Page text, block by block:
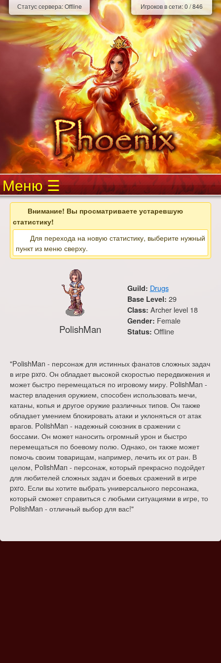
Статус сервера:Offline Игроков в сети:0 /846
Меню
Внимание! Вы просматриваете устаревшую
статистику!
Для перехода на новую статистику, выберите нужный
пункт из меню сверху.
PolishMan
Guild: Drugs
Base Level: 29
Class: Archer level 18
Gender: Female
Status: Offline
"PolishMan - персонаж для истинных фанатов сложных задач
в игре pxro. Он обладает высокой скоростью передвижения и
может быстро перемещаться по игровому миру. PolishMan -
мастер владения оружием, способен использовать мечи,
катаны, копья и другое оружие различных типов. Он также
обладает умением блокировать атаки и уклоняться от атак
врагов. PolishMan - надежный союзник в сражении с
боссами. Он может наносить огромный урон и быстро
перемещаться по боевому полю. Однако, он также может
помочь своим товарищам, например, лечить их от ран. В
целом, PolishMan - персонаж, который прекрасно подойдет
для любителей сложных задач и боевых сражений в игре
pxro. Если вы хотите выбрать универсального персонажа,
который сможет справиться с любыми ситуациями в игре, то
PolishMan - отличный выбор для вас!"